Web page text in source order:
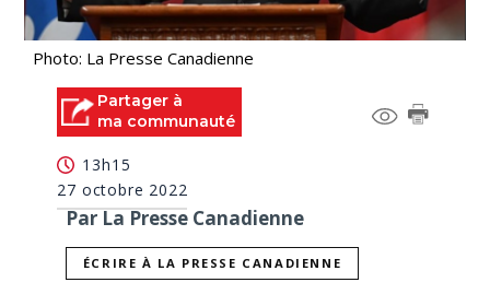
Photo: La Presse Canadienne
Partager à
ma communauté
13h15
27 octobre 2022
Par La Presse Canadienne
ÉCRIRE À LA PRESSE CANADIENNE